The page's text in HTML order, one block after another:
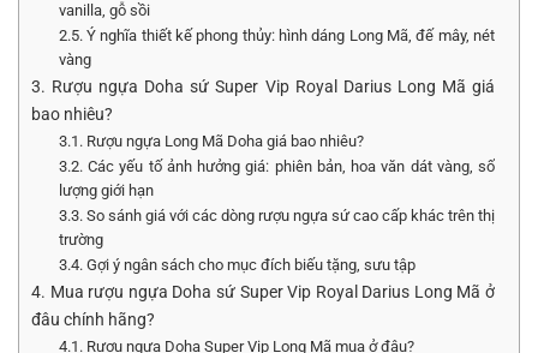
vanilla, gỗ sồi
2.5. Ý nghĩa thiết kế phong thủy: hình dáng Long Mã, đế mây, nét
vàng
3. Rượu ngựa Doha sứ Super Vip Royal Darius Long Mã giá
bao nhiêu?
3.1. Rượu ngựa Long Mã Doha giá bao nhiêu?
3.2. Các yếu tố ảnh hưởng giá: phiên bản, hoa văn dát vàng, số
lượng giới hạn
3.3. So sánh giá với các dòng rượu ngựa sứ cao cấp khác trên thị
trường
3.4. Gợi ý ngân sách cho mục đích biếu tặng, sưu tập
4. Mua rượu ngựa Doha sứ Super Vip Royal Darius Long Mã ở
đâu chính hãng?
4.1. Rượu ngựa Doha Super Vip Long Mã mua ở đâu?